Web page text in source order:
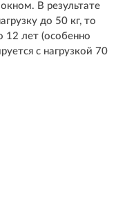
В результате
до 50 кг, то
12 лет (особенно
с нагрузкой 70